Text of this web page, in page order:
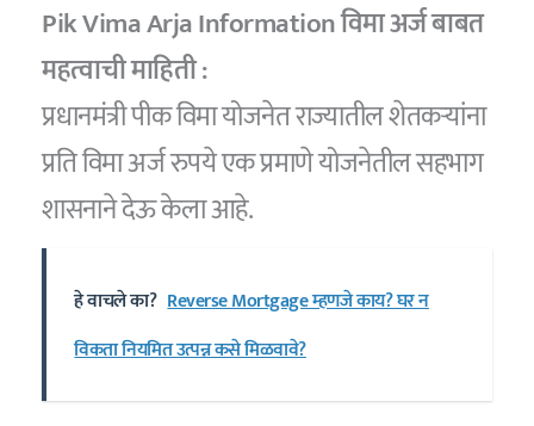
Pik Vima Arja Information विमा अर्ज बाबत
महत्वाची माहिती :
प्रधानमंत्री पीक विमा योजनेत राज्यातील शेतकऱ्यांना
प्रति विमा अर्ज रुपये एक प्रमाणे योजनेतील सहभाग
शासनाने देऊ केला आहे.
हे वाचले का? Reverse Mortgage म्हणजे काय? घर न
विकता नियमित उत्पन्न कसे मिळवावे?